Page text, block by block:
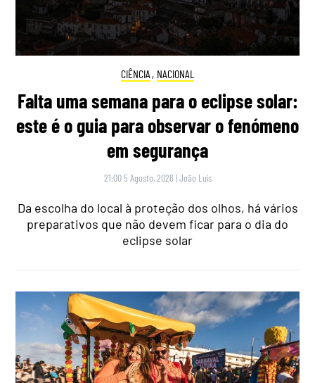
CIÊNCIA , NACIONAL
Falta uma semana para o eclipse solar:
este é o guia para observar o fenómeno
em segurança
21:00 5 Agosto, 2026 |João Luís
Da escolha do local à proteção dos olhos, há vários
preparativos que não devem ficar para o dia do
eclipse solar